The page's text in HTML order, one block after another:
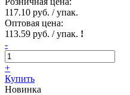
117.10 руб. / упак.
Оптовая цена:
113.59 руб. / упак. !
-
+
Купить
Новинка